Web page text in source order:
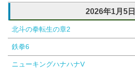
2026年1月5日
北斗の拳転生の章2
鉄拳6
ニューキングハナハナV